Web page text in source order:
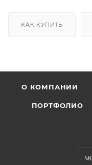
КАК КУПИТЬ
О КОМПАНИИ
ПОРТФОЛИО